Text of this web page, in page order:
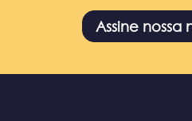
Assine nossa